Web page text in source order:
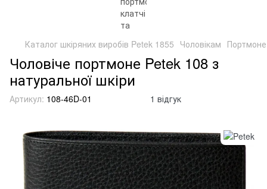
Каталог шкіряних виробів Petek 1855 Чоловікам Портмоне
Чоловіче портмоне Petek 108 з
натуральної шкіри
Артикул: 108-46D-01 1 відгук